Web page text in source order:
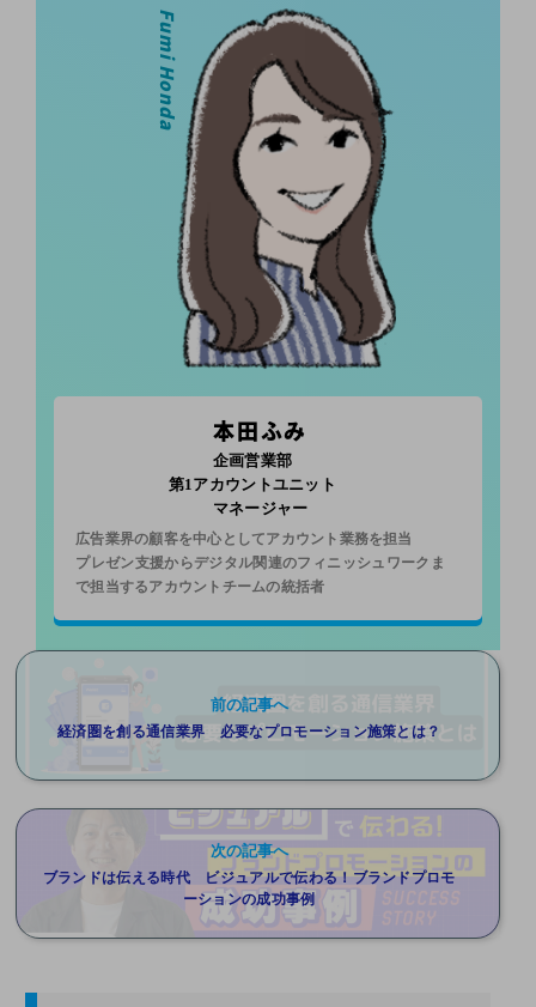
Fumi Honda
本田ふみ
企画営業部
第1アカウントユニット
マネージャー
広告業界の顧客を中心としてアカウント業務を担当
プレゼン支援からデジタル関連のフィニッシュワークま
で担当するアカウントチームの統括者
前の記事へ
経済圏を創る通信業界 必要なプロモーション施策とは？
次の記事へ
ブランドは伝える時代 ビジュアルで伝わる！ブランドプロモ
ーションの成功事例